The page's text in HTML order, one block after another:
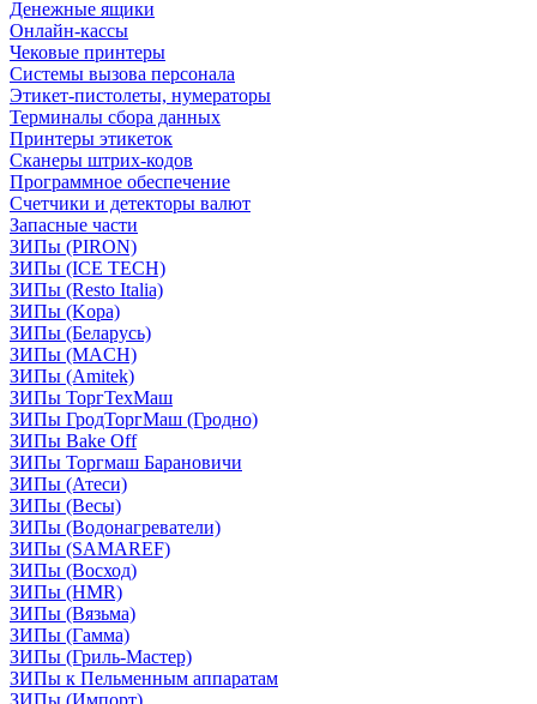
Денежные ящики
Онлайн-кассы
Чековые принтеры
Системы вызова персонала
Этикет-пистолеты, нумераторы
Терминалы сбора данных
Принтеры этикеток
Сканеры штрих-кодов
Программное обеспечение
Счетчики и детекторы валют
Запасные части
ЗИПы (PIRON)
ЗИПы (ICE TECH)
ЗИПы (Resto Italia)
ЗИПы (Kopa)
ЗИПы (Беларусь)
ЗИПы (MACH)
ЗИПы (Amitek)
ЗИПы ТоргТехМаш
ЗИПы ГродТоргМаш (Гродно)
ЗИПы Bake Off
ЗИПы Торгмаш Барановичи
ЗИПы (Атеси)
ЗИПы (Весы)
ЗИПы (Водонагреватели)
ЗИПы (SAMAREF)
ЗИПы (Восход)
ЗИПы (HMR)
ЗИПы (Вязьма)
ЗИПы (Гамма)
ЗИПы (Гриль-Мастер)
ЗИПы к Пельменным аппаратам
ЗИПы (Импорт)